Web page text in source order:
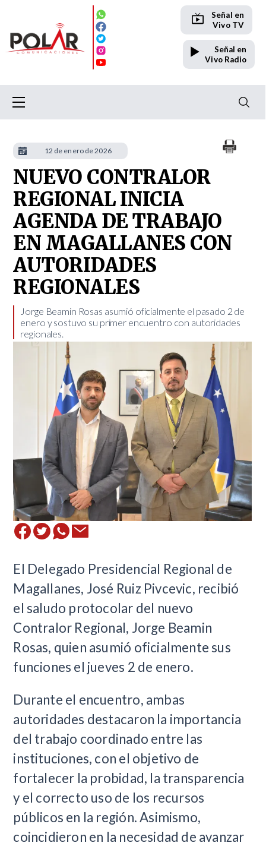
Señal en
Vivo TV
Señal en
Vivo Radio
NUEVO CONTRALOR
REGIONAL INICIA
AGENDA DE TRABAJO
EN MAGALLANES CON
AUTORIDADES
REGIONALES
​Jorge Beamin Rosas asumió oficialmente el pasado 2 de
enero y sostuvo su primer encuentro con autoridades
regionales.
El Delegado Presidencial Regional de
Magallanes, José Ruiz Pivcevic, recibió
el saludo protocolar del nuevo
Contralor Regional, Jorge Beamin
Rosas, quien asumió oficialmente sus
funciones el jueves 2 de enero.
Durante el encuentro, ambas
autoridades destacaron la importancia
del trabajo coordinado entre las
instituciones, con el objetivo de
fortalecer la probidad, la transparencia
y el correcto uso de los recursos
públicos en la región. Asimismo,
coincidieron en la necesidad de avanzar
12 de enero de 2026